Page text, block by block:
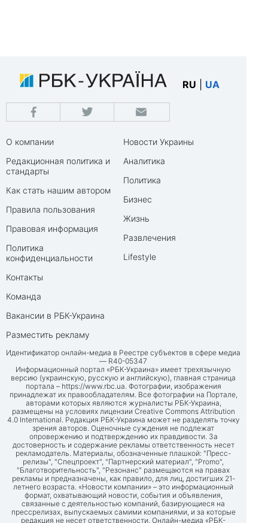
RU UA
О компании
Редакционная политика и
стандарты
Как стать нашим автором
Правила пользования
Правовая информация
Политика
конфиденциальности
Контакты
Команда
Вакансии в РБК-Украина
Разместить рекламу
Новости Украины
Аналитика
Политика
Бизнес
Жизнь
Развлечения
Lifestyle
Идентификатор онлайн-медиа в Реестре субъектов в сфере медиа
— R40-05347
Информационный портал «РБК-Украина» имеет трехязычную
версию (украинскую, русскую и английскую), главная страница
портала – https://www.rbc.ua. Фотографии, изображения
принадлежат их правообладателям. Все фотографии на Портале,
авторами которых являются журналисты РБК-Украина,
размещены на условиях лицензии Creative Commons Attribution
4.0 International. Редакция РБК-Украина может не разделять точку
зрения авторов. Оценочные суждения не подлежат
опровержению и подтверждению их правдивости. За
достоверность и содержание рекламы ответственность несет
рекламодатель. Материалы, обозначенные плашкой: "Пресс-
релизы", "Спецпроект", "Партнерский материал", "Promo",
"Благотворительность", "Резонанс" размещаются на правах
рекламы и предназначены, как правило, для лиц, достигших 21-
летнего возраста. «Новости компании» – это информационный
формат, охватывающий новости, события и объявления,
связанные с деятельностью компаний, базирующиеся на
прессрелизах, выпускаемых самими компаниями, и за которые
редакция не несет ответственности. Онлайн-медиа «РБК-